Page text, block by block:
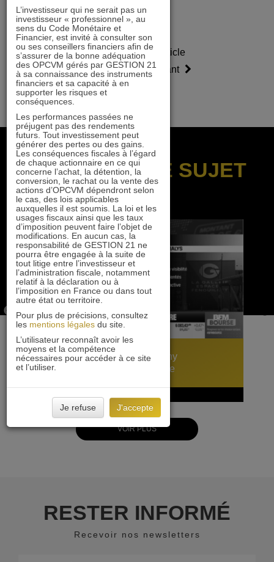
Article
précédent
Article
suivant
SUR LE MÊME SUJET
Mercialys : interview d’Anthony
Vandenbilcke sur BFM Bourse
VOIR PLUS
RESTER INFORMÉ
Recevoir nos newsletters
L’investisseur qui ne serait pas un
investisseur « professionnel », au
sens du Code Monétaire et
Financier, est invité à consulter son
ou ses conseillers financiers afin de
s’assurer de la bonne adéquation
des OPCVM gérés par GESTION 21
à sa connaissance des instruments
financiers et sa capacité à en
supporter les risques et
conséquences.
Les performances passées ne
préjugent pas des rendements
futurs. Tout investissement peut
générer des pertes ou des gains.
Les conséquences fiscales à l’égard
de chaque actionnaire en ce qui
concerne l’achat, la détention, la
conversion, le rachat ou la vente des
actions d’OPCVM dépendront selon
le cas, des lois applicables
auxquelles il est soumis. La loi et les
usages fiscaux ainsi que les taux
d’imposition peuvent faire l’objet de
modifications. En aucun cas, la
responsabilité de GESTION 21 ne
pourra être engagée à la suite de
tout litige entre l’investisseur et
l’administration fiscale, notamment
relatif à la déclaration ou à
l’imposition en France ou dans tout
autre état ou territoire.
Pour plus de précisions, consultez
les mentions légales du site.
L’utilisateur reconnaît avoir les
moyens et la compétence
nécessaires pour accéder à ce site
et l’utiliser.
Je refuse J'accepte